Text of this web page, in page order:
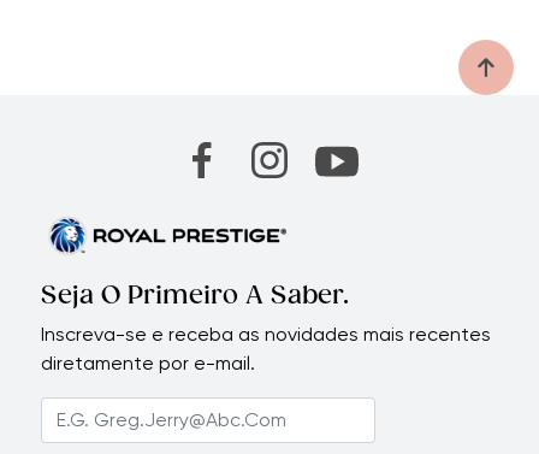
Seja O Primeiro A Saber.
Inscreva-se e receba as novidades mais recentes
diretamente por e-mail.